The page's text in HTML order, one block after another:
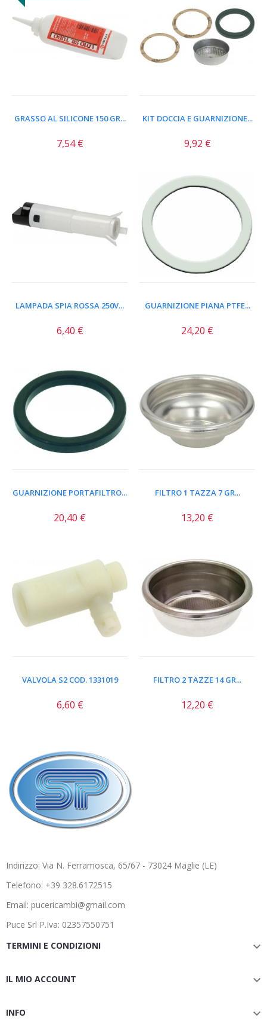
GRASSO AL SILICONE 150 GR...
7,54 €
KIT DOCCIA E GUARNIZIONE...
9,92 €
LAMPADA SPIA ROSSA 250V...
6,40 €
GUARNIZIONE PIANA PTFE...
24,20 €
GUARNIZIONE PORTAFILTRO...
20,40 €
FILTRO 1 TAZZA 7 GR...
13,20 €
VALVOLA S2 COD. 1331019
6,60 €
FILTRO 2 TAZZE 14 GR...
12,20 €
Indirizzo: Via N. Ferramosca, 65/67 - 73024 Maglie (LE)
Telefono: +39 328.6172515
Email: pucericambi@gmail.com
Puce Srl P.Iva: 02357550751
TERMINI E CONDIZIONI

IL MIO ACCOUNT 
INFO 